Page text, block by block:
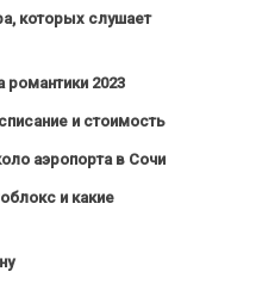
которых слушает
2023
и стоимость
аэропорта в Сочи
и какие